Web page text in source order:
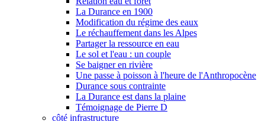
La Durance en 1900
Modification du régime des eaux
Le réchauffement dans les Alpes
Partager la ressource en eau
Le sol et l'eau : un couple
Se baigner en rivière
Une passe à poisson à l'heure de l'Anthropocène
Durance sous contrainte
La Durance est dans la plaine
Témoignage de Pierre D
côté infrastructure